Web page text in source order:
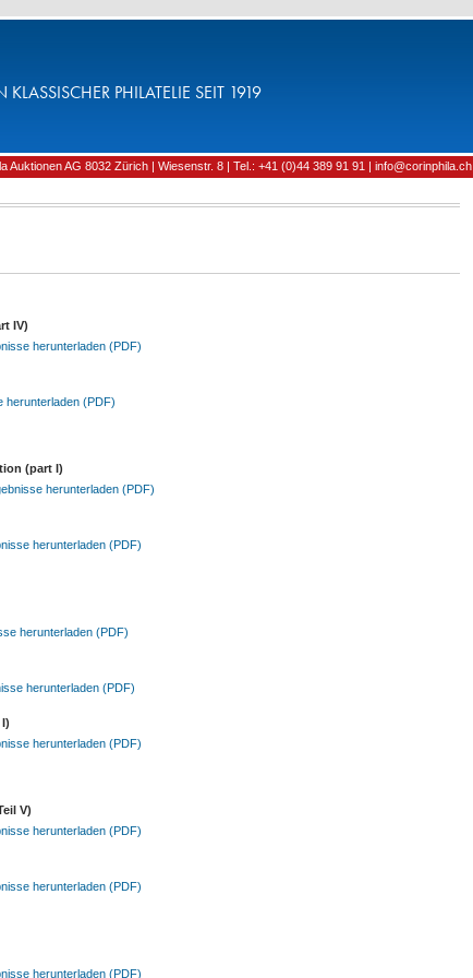
PHILATELIE SEIT 1919
Auktionen AG 8032 Zürich | Wiesenstr. 8 | Tel.: +41 (0)44 389 91 91 | info@corinphila.ch
IV)
herunterladen (PDF)
herunterladen (PDF)
(part I)
herunterladen (PDF)
herunterladen (PDF)
herunterladen (PDF)
herunterladen (PDF)
herunterladen (PDF)
V)
herunterladen (PDF)
herunterladen (PDF)
herunterladen (PDF)